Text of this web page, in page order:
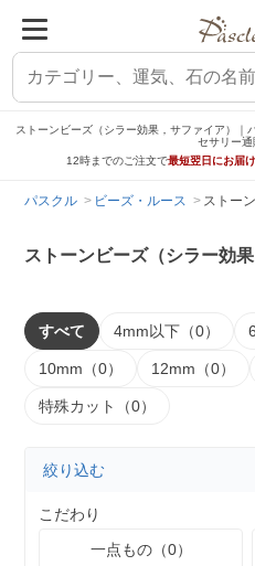
ストーンビーズ（シラー効果，サファイア）｜
セサリー通
12時までのご注文で最短翌日にお届け
パスクル ビーズ・ルース ストー
ストーンビーズ（シラー効果
すべて 4mm以下（0）
10mm（0） 12mm（0）
特殊カット（0）
絞り込む
こだわり
一点もの（0）